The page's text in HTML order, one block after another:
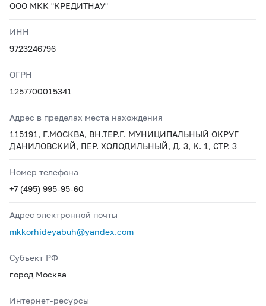
ООО МКК "КРЕДИТНАУ"
ИНН
9723246796
ОГРН
1257700015341
Адрес в пределах места нахождения
115191, Г.МОСКВА, ВН.ТЕР.Г. МУНИЦИПАЛЬНЫЙ ОКРУГ
ДАНИЛОВСКИЙ, ПЕР. ХОЛОДИЛЬНЫЙ, Д. 3, К. 1, СТР. 3
Номер телефона
+7 (495) 995-95-60
Адрес электронной почты
mkkorhideyabuh@yandex.com
Субъект РФ
город Москва
Интернет-ресурсы